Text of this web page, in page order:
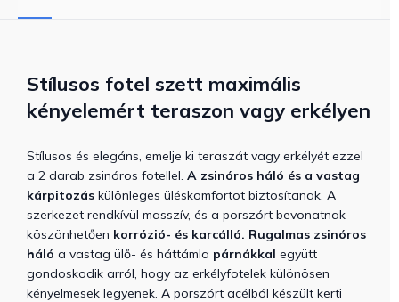
Stílusos fotel szett maximális
kényelemért teraszon vagy erkélyen
Stílusos és elegáns, emelje ki teraszát vagy erkélyét ezzel
a 2 darab zsinóros fotellel. A zsinóros háló és a vastag
kárpitozás különleges üléskomfortot biztosítanak. A
szerkezet rendkívül masszív, és a porszórt bevonatnak
köszönhetően korrózió- és karcálló. Rugalmas zsinóros
háló a vastag ülő- és háttámla párnákkal együtt
gondoskodik arról, hogy az erkélyfotelek különösen
kényelmesek legyenek. A porszórt acélból készült kerti